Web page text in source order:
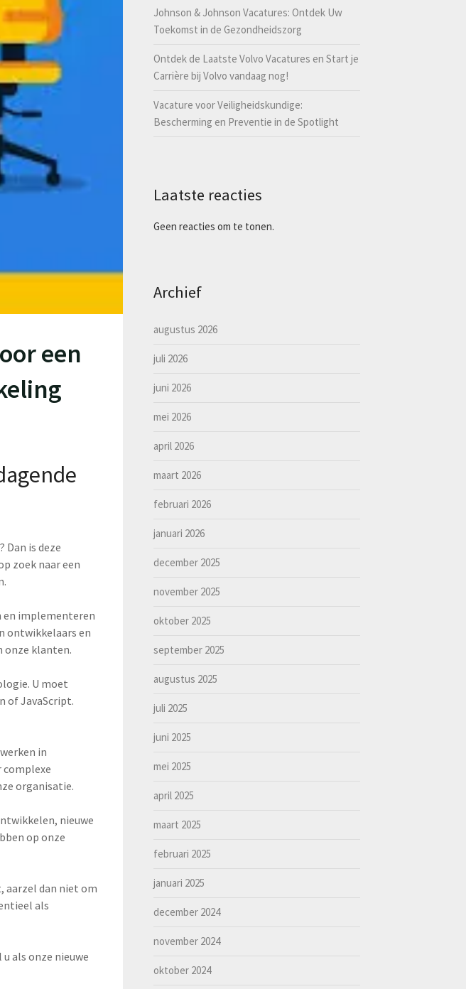
een
Dan is deze
zoek naar een
en implementeren
ontwikkelaars en
onze klanten.
U moet
of JavaScript.
in
complexe
organisatie.
nieuwe
op onze
aarzel dan niet om
als
als onze nieuwe
Johnson & Johnson Vacatures: Ontdek Uw
Toekomst in de Gezondheidszorg
Ontdek de Laatste Volvo Vacatures en Start je
Carrière bij Volvo vandaag nog!
Vacature voor Veiligheidskundige:
Bescherming en Preventie in de Spotlight
Laatste reacties
Geen reacties om te tonen.
Archief
augustus 2026
juli 2026
juni 2026
mei 2026
april 2026
maart 2026
februari 2026
januari 2026
december 2025
november 2025
oktober 2025
september 2025
augustus 2025
juli 2025
juni 2025
mei 2025
april 2025
maart 2025
februari 2025
januari 2025
december 2024
november 2024
oktober 2024